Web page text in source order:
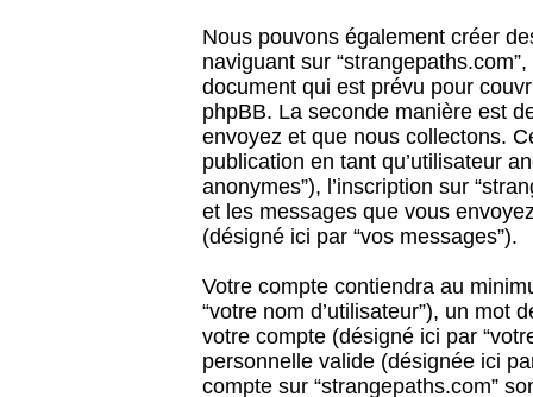
Nous pouvons également créer
naviguant sur
document qui est prévu pour
phpBB. La seconde manière est
envoyez et que nous collectons.
publication en tant qu’utilisateur
anonymes”), l’inscription sur
et les messages que vous
(désigné ici par “vos messages”).
Votre compte contiendra au
“votre nom d’utilisateur”), un mot
votre compte (désigné ici par
personnelle valide (désignée ici
compte sur “strangepaths.com”